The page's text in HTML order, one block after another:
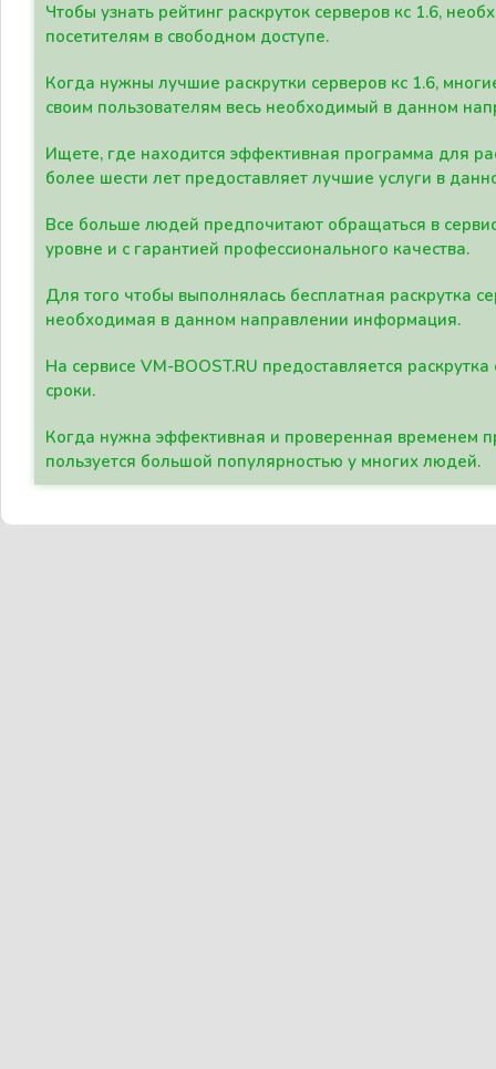
Чтобы узнать рейтинг раскруток серверов кс 1.6,
посетителям в свободном доступе.
Когда нужны лучшие раскрутки серверов кс 1.6,
своим пользователям весь необходимый в данном
Ищете, где находится эффективная программа для
более шести лет предоставляет лучшие услуги в
Все больше людей предпочитают обращаться в
уровне и с гарантией профессионального качества.
Для того чтобы выполнялась бесплатная раскрутка
необходимая в данном направлении информация.
На сервисе VM-BOOST.RU предоставляется
сроки.
Когда нужна эффективная и проверенная временем
пользуется большой популярностью у многих людей.